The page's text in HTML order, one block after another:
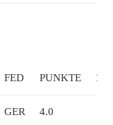
FED PUNKTE 1
GER 4.0